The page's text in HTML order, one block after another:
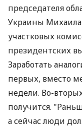
председателя
Украины Михаила
участковых
президентских
Заработать
первых, вместо
недели. Во-
получится.
а сейчас люди